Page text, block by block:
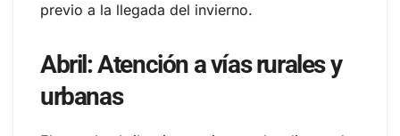
previo a la llegada del invierno.
Abril: Atención a vías rurales y
urbanas